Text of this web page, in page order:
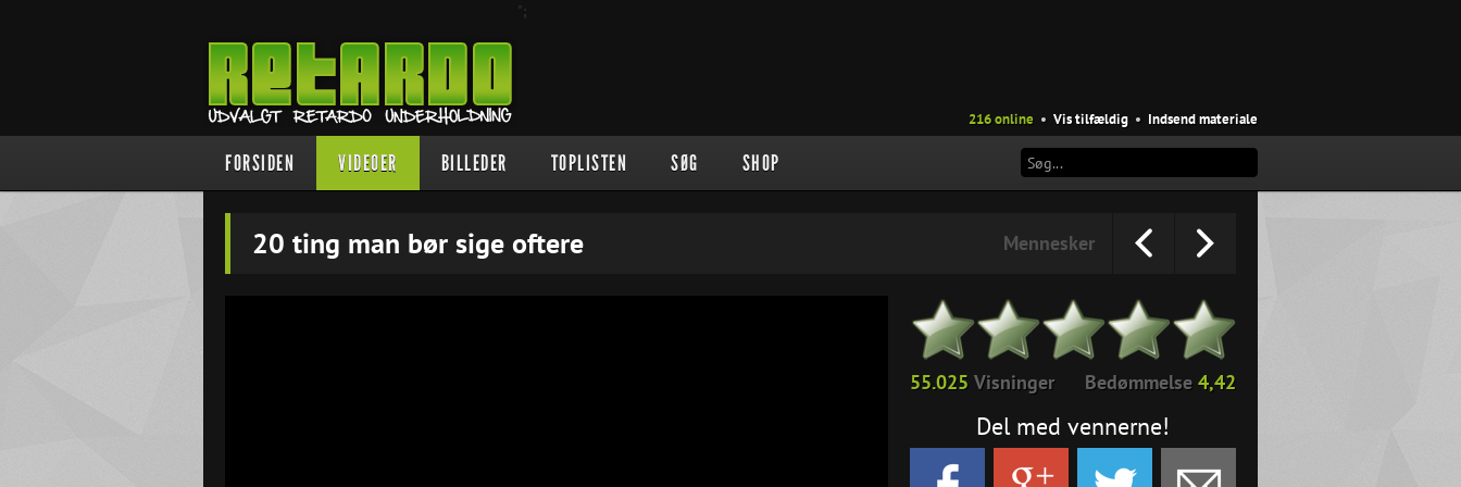
";
216 online • Vis tilfældig • Indsend materiale
FORSIDEN VIDEOER BILLEDER TOPLISTEN SØG SHOP
20 ting man bør sige oftere Mennesker
55.025 Visninger Bedømmelse 4,42
Del med vennerne!